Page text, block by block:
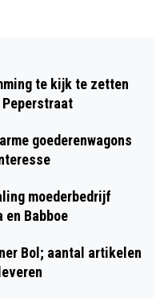
SIEM JAN
OP
DERTIEN
te kijk te zetten
goederenwagons
moederbedrijf
en Babboe
Bol; aantal artikelen